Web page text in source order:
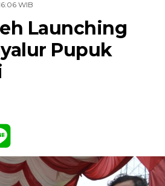
WIB
Launching
Pupuk